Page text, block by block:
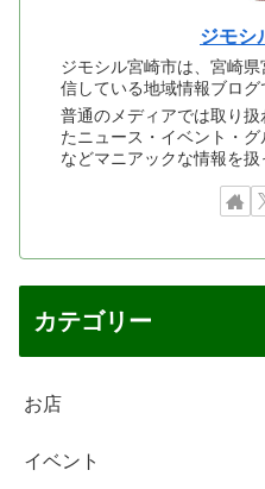
ジモシ
ジモシル宮崎市は、宮崎
信している地域情報ブログ
普通のメディアでは取り
たニュース・イベント・
などマニアックな情報を扱
カテゴリー
お店
イベント